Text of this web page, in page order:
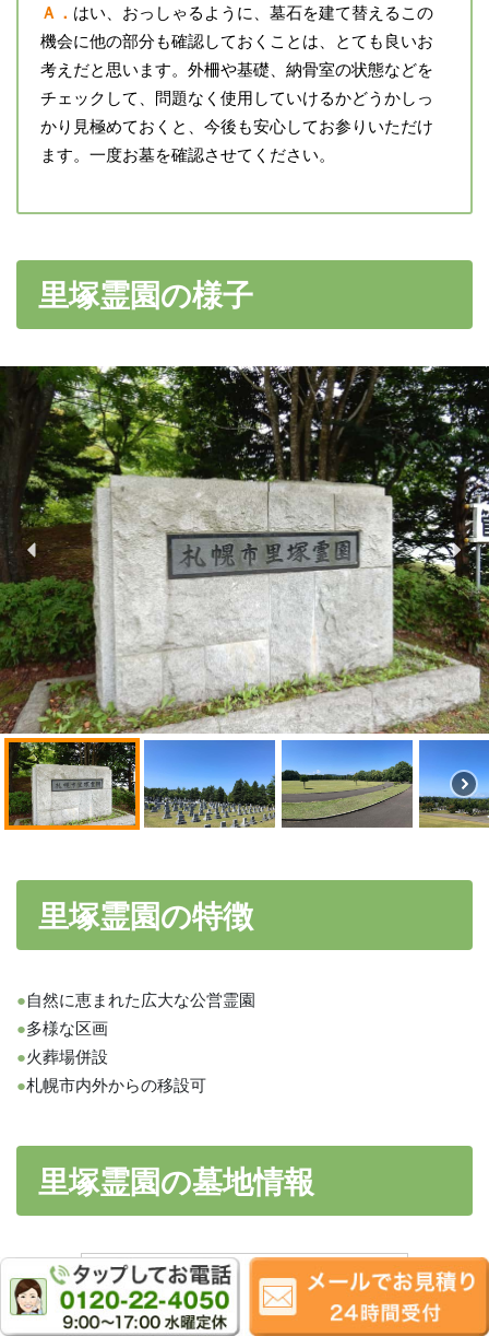
Ａ． はい、おっしゃるように、墓石を建て替えるこの
機会に他の部分も確認しておくことは、とても良いお
考えだと思います。外柵や基礎、納骨室の状態などを
チェックして、問題なく使用していけるかどうかしっ
かり見極めておくと、今後も安心してお参りいただけ
ます。一度お墓を確認させてください。
里塚霊園の様子
里塚霊園の特徴
●自然に恵まれた広大な公営霊園
●多様な区画
●火葬場併設
●札幌市内外からの移設可
里塚霊園の墓地情報
一般墓所